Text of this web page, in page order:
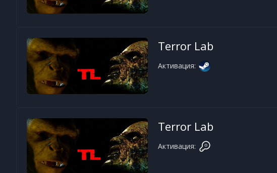
Terror Lab
Активация:
Terror Lab
Активация: